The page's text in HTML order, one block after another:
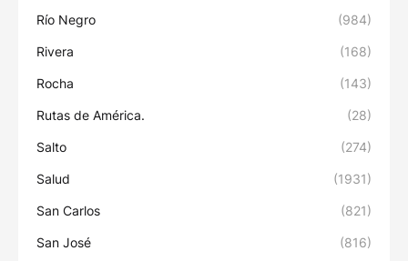
Río Negro (984)
Rivera (168)
Rocha (143)
Rutas de América. (28)
Salto (274)
Salud (1931)
San Carlos (821)
San José (816)